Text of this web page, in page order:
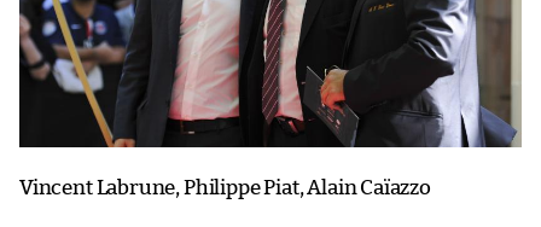
Vincent Labrune, Philippe Piat, Alain Caïazzo